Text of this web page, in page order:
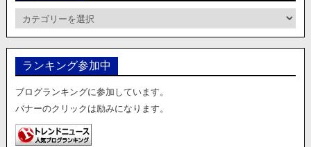
テ
リ
ランキング参加中
ブログランキングに参加しています。
バナーのクリックは励みになります。